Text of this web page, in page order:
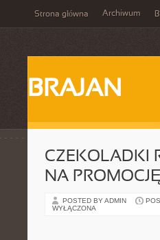
Strona główna Archiwum
BRAJAN
CZEKOLADKI
NA
POSTED BY ADMIN
WYŁĄCZONA